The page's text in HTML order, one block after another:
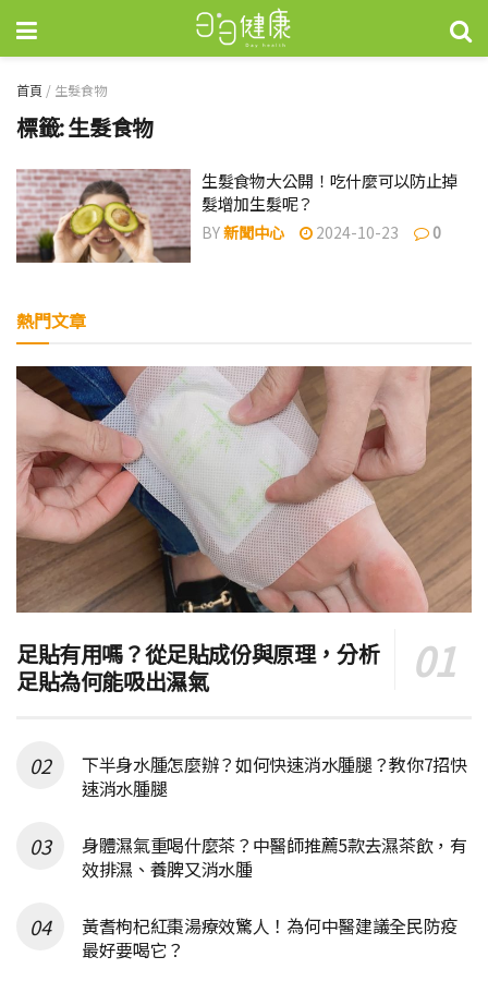
首頁 / 生髮食物
標籤:生髮食物
生髮食物大公開！吃什麼可以防止掉
髮增加生髮呢？
BY新聞中心 2024-10-23 0
熱門文章
足貼有用嗎？從足貼成份與原理，分析
足貼為何能吸出濕氣
下半身水腫怎麼辦？如何快速消水腫腿？教你7招快
速消水腫腿
身體濕氣重喝什麼茶？中醫師推薦5款去濕茶飲，有
效排濕、養脾又消水腫
黃耆枸杞紅棗湯療效驚人！為何中醫建議全民防疫
最好要喝它？